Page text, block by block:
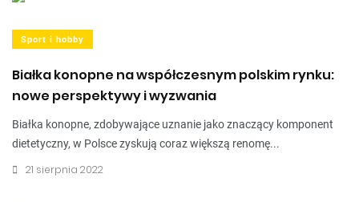
Sport i hobby
Białka konopne na współczesnym polskim rynku:
nowe perspektywy i wyzwania
Białka konopne, zdobywające uznanie jako znaczący komponent
dietetyczny, w Polsce zyskują coraz większą renomę...
21 sierpnia 2022